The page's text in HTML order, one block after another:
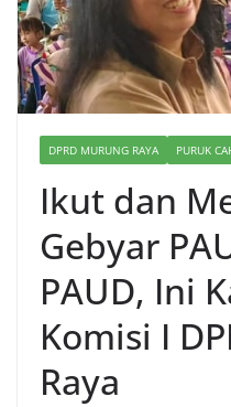
DPRD MURUNG RAYA PURUK
Ikut dan
Gebyar
PAUD, Ini
Komisi I
Raya